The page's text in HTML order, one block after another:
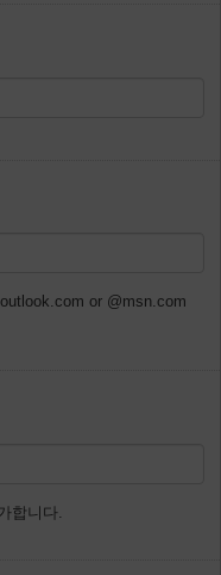
or @msn.com
합니다.